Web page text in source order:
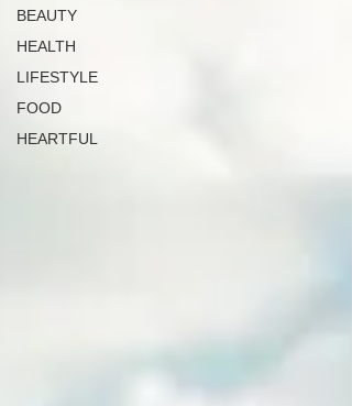
BEAUTY
HEALTH
LIFESTYLE
FOOD
HEARTFUL